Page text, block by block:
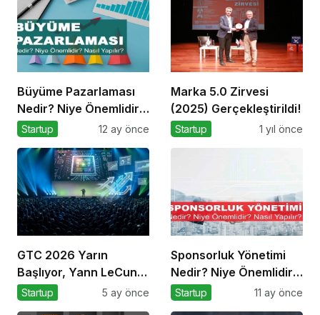
Büyüme Pazarlaması
Nedir? Niye Önemlidir?
Growht Marketıng Nasıl
Startup 12 ay önce
Marka 5.0 Zirvesi
(2025) Gerçekleştirildi!
Startup 1 yıl önce
GTC 2026 Yarın
Başlıyor, Yann LeCun
$1B Seed Aldı: AI
Startup 5 ay önce
Sponsorluk Yönetimi
Nedir? Niye Önemlidir?
Nasıl Yapılır?
Startup 11 ay önce